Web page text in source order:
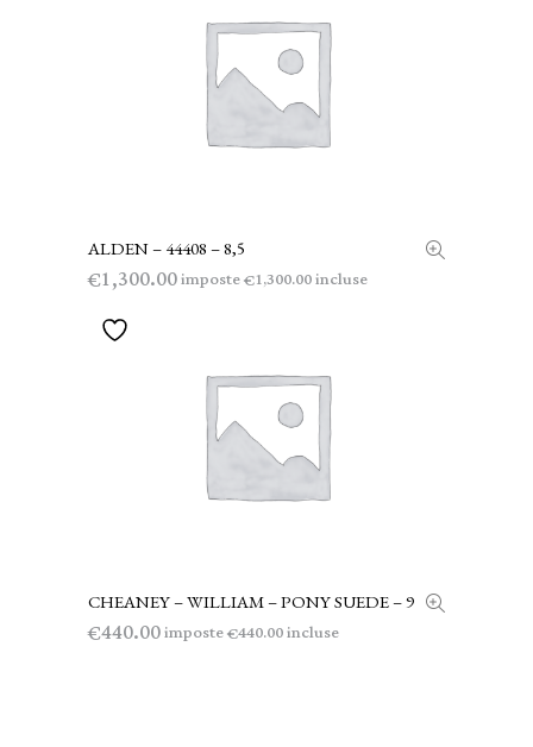
LEGGI TUTTO
ALDEN – 44408 – 8,5
€1,300.00imposte€1,300.00incluse
AGGIUNGI AL CARRELLO
CHEANEY – WILLIAM – PONY SUEDE – 9
€440.00imposte€440.00incluse